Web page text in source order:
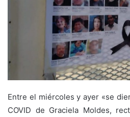
Entre el miércoles y ayer «se
COVID de Graciela Moldes,